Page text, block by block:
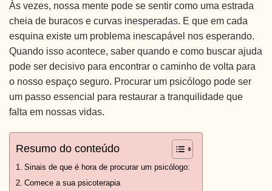
Às vezes, nossa mente pode se sentir como uma estrada
cheia de buracos e curvas inesperadas. E que em cada
esquina existe um problema inescapável nos esperando.
Quando isso acontece, saber quando e como buscar ajuda
pode ser decisivo para encontrar o caminho de volta para
o nosso espaço seguro. Procurar um psicólogo pode ser
um passo essencial para restaurar a tranquilidade que
falta em nossas vidas.
Resumo do conteúdo
Sinais de que é hora de procurar um psicólogo:
Comece a sua psicoterapia